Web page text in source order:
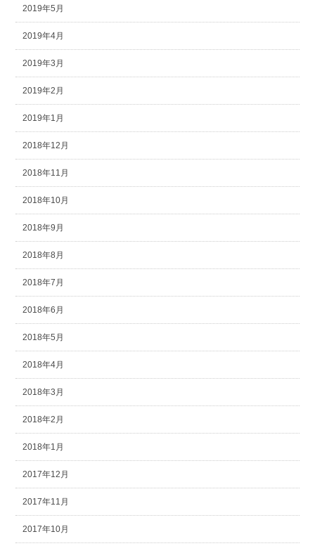
2019年5月
2019年4月
2019年3月
2019年2月
2019年1月
2018年12月
2018年11月
2018年10月
2018年9月
2018年8月
2018年7月
2018年6月
2018年5月
2018年4月
2018年3月
2018年2月
2018年1月
2017年12月
2017年11月
2017年10月